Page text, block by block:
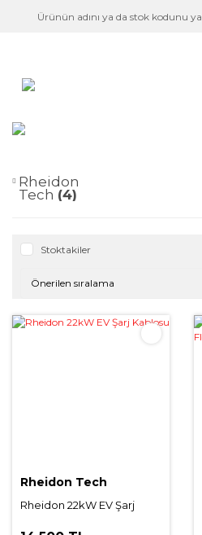
Rheidon
Tech (4)
Stoktakiler
Rheidon Tech
Rheidon 22kW EV Şarj